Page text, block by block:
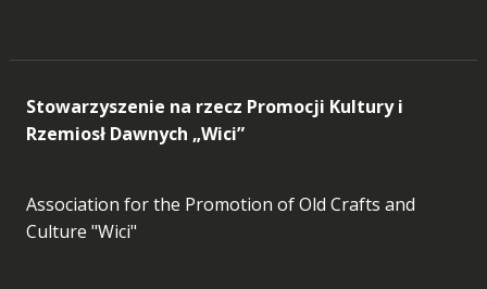
Stowarzyszenie na rzecz Promocji Kultury i
Rzemiosł Dawnych „Wici”
Association for the Promotion of Old Crafts and
Culture "Wici"